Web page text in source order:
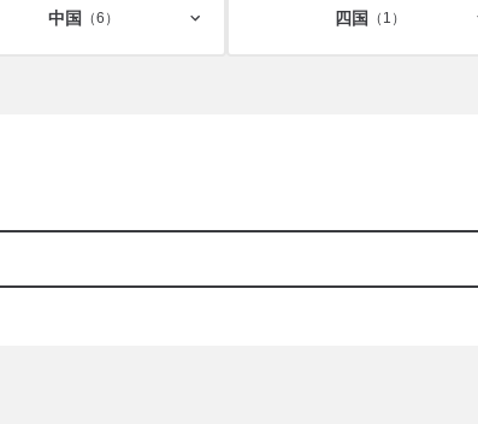
中国 （6） 四国 （1）